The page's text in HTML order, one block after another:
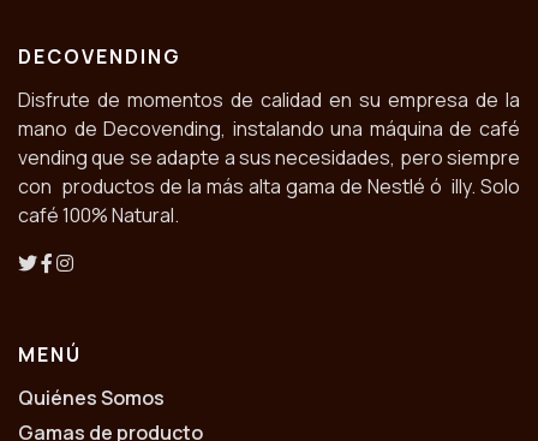
DECOVENDING
Disfrute de momentos de calidad en su empresa de la
mano de Decovending, instalando una máquina de café
vending que se adapte a sus necesidades, pero siempre
con productos de la más alta gama de Nestlé ó illy. Solo
café 100% Natural.
MENÚ
Quiénes Somos
Gamas de producto